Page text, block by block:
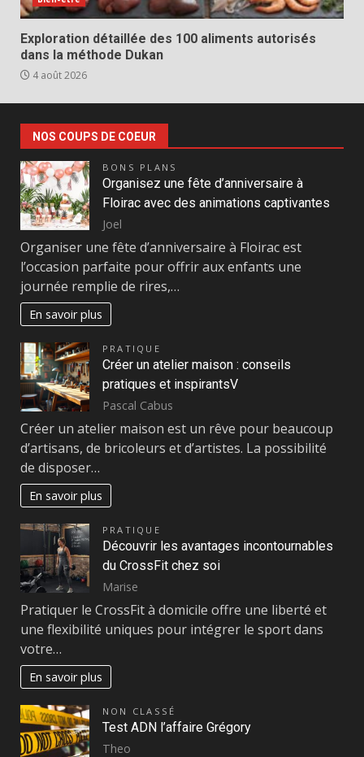
Exploration détaillée des 100 aliments autorisés
dans la méthode Dukan
4 août 2026
NOS COUPS DE COEUR
BONS PLANS
Organisez une fête d’anniversaire à
Floirac avec des animations captivantes
Joel
Organiser une fête d’anniversaire à Floirac est
l’occasion parfaite pour offrir aux enfants une
journée remplie de rires,…
En savoir plus
PRATIQUE
Créer un atelier maison : conseils
pratiques et inspirantsV
Pascal Cabus
Créer un atelier maison est un rêve pour beaucoup
d’artisans, de bricoleurs et d’artistes. La possibilité
de disposer…
En savoir plus
PRATIQUE
Découvrir les avantages incontournables
du CrossFit chez soi
Marise
Pratiquer le CrossFit à domicile offre une liberté et
une flexibilité uniques pour intégrer le sport dans
votre…
En savoir plus
NON CLASSÉ
Test ADN l’affaire Grégory
Theo